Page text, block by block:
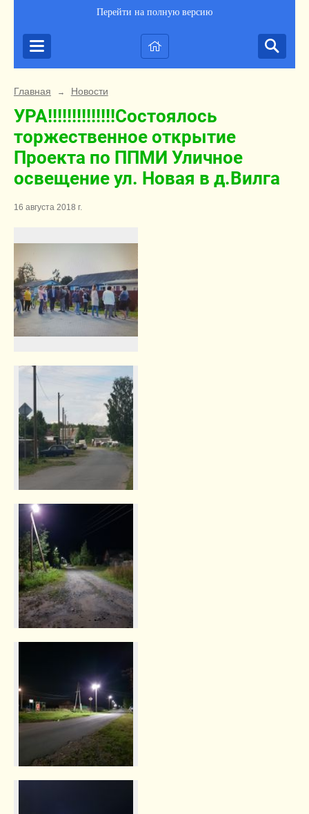
Перейти на полную версию
Главная → Новости
УРА!!!!!!!!!!!!!!Состоялось
торжественное открытие
Проекта по ППМИ Уличное
освещение ул. Новая в д.Вилга
16 августа 2018 г.